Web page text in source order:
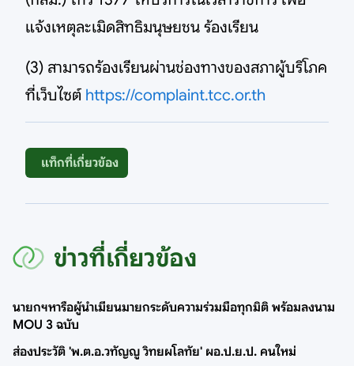
แจ้งเหตุละเมิดสิทธิมนุษยชน ร้องเรียน
(3) สามารถร้องเรียนผ่านช่องทางของสภาผู้บริโภค
ที่เว็บไซต์ https://complaint.tcc.or.th
แท็กที่เกี่ยวข้อง
ข่าวที่เกี่ยวข้อง
นายกฯหารือผู้นำเมียนมายกระดับความร่วมมือทุกมิติ พร้อมลงนาม
MOU 3 ฉบับ
ส่องประวัติ 'พ.ต.อ.วทัญญู วิทยผโลทัย' ผอ.ป.ย.ป. คนใหม่